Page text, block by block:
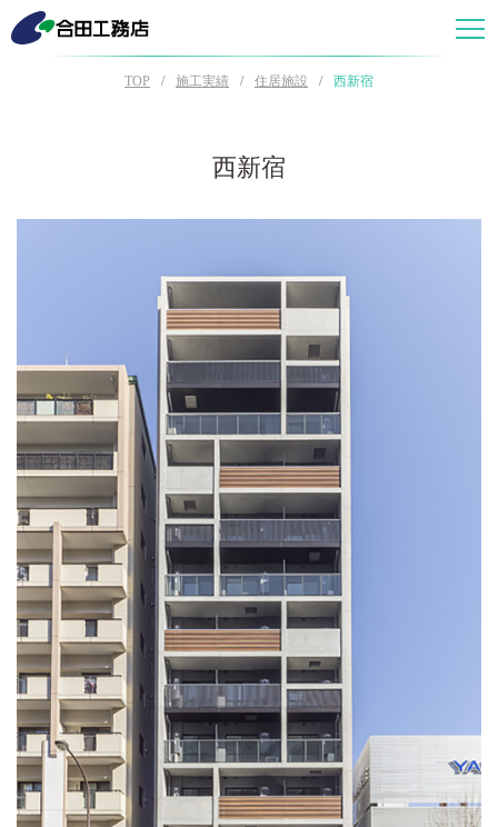
TOP 施工実績 住居施設 西新宿
西新宿